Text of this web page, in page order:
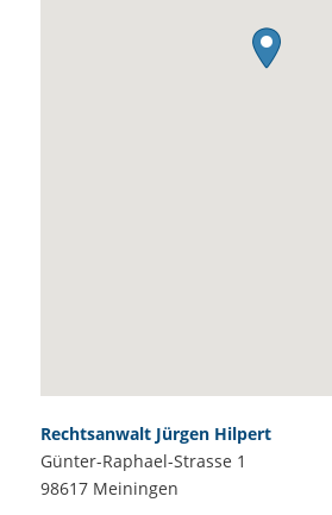
Rechtsanwalt Jürgen Hilpert
Günter-Raphael-Strasse 1
98617 Meiningen